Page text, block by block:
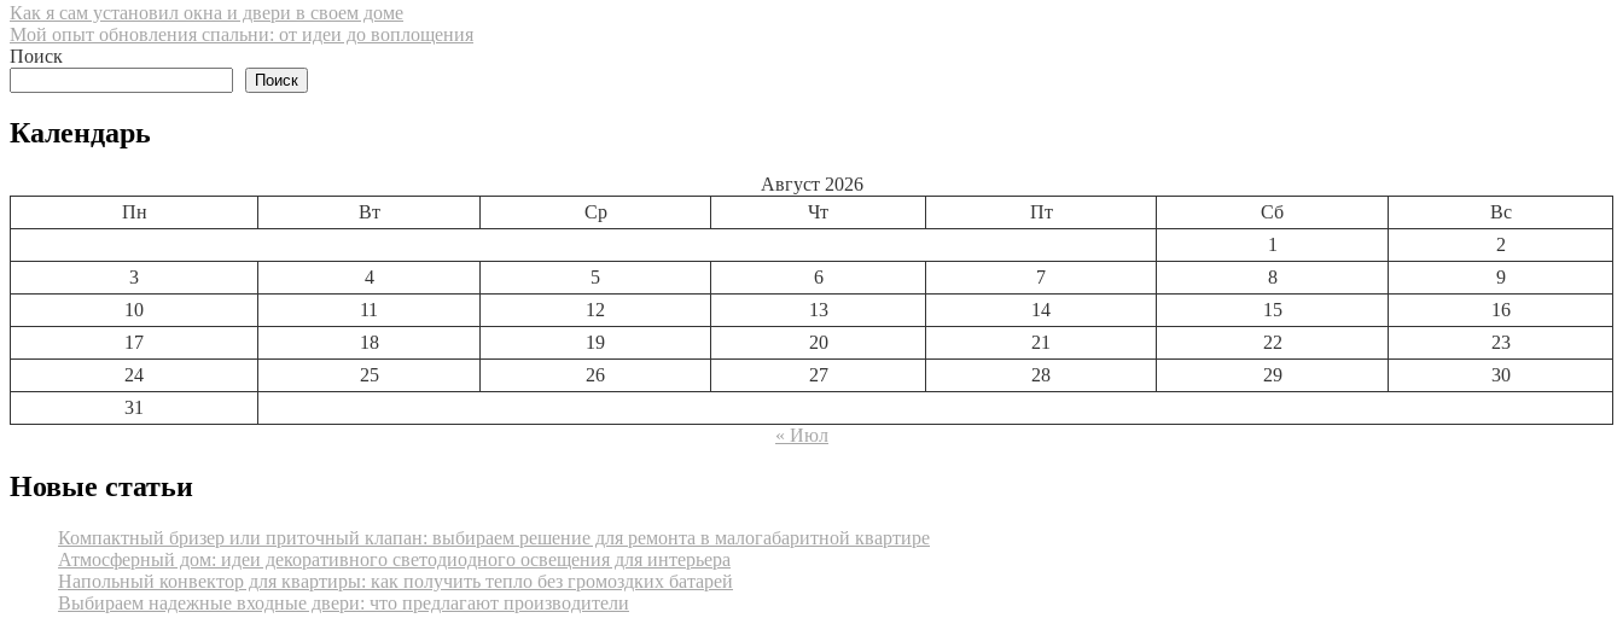
Навигация
по
Как я сам установил окна и двери в своем доме
Мой опыт обновления спальни: от идеи до воплощения
Поиск
Поиск
Календарь
Август 2026
Пн
Вт Ср Чт Пт Сб
Вс
1
2
3
4 5 6 7 8
9
10
11 12 13 14 15
16
17
18 19 20 21 22
23
24
25 26 27 28 29
30
31
« Июл
Новые статьи
Компактный бризер или приточный клапан: выбираем решение для ремонта в малогабаритной квартире
Атмосферный дом: идеи декоративного светодиодного освещения для интерьера
Напольный конвектор для квартиры: как получить тепло без громоздких батарей
Выбираем надежные входные двери: что предлагают производители